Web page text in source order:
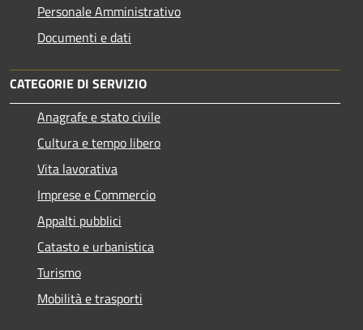
Personale Amministrativo
Documenti e dati
CATEGORIE DI SERVIZIO
Anagrafe e stato civile
Cultura e tempo libero
Vita lavorativa
Imprese e Commercio
Appalti pubblici
Catasto e urbanistica
Turismo
Mobilità e trasporti